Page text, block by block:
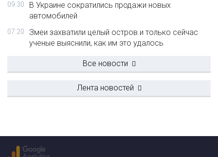
09:30
В Украине сократились продажи новых
автомобилей
07:20
Змеи захватили целый остров и только сейчас
ученые выяснили, как им это удалось
Все новости
Лента новостей